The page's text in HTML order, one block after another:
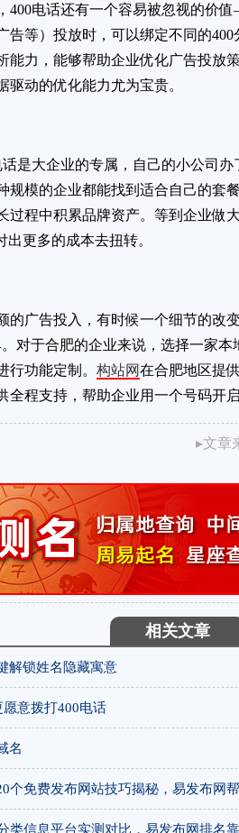
400电话还有一个容易被忽视的价
告等）投放时，可以绑定不同的
能力，能够帮助企业优化广告投放
动的优化能力尤为宝贵。
是大企业的专属，自己的小公司
规模的企业都能找到适合自己的套
过程中积累品牌资产。等到企业做
更多的成本去扭转。
的广告投入，有时候一个细节的改
对于合肥的企业来说，选择一家
行功能定制。构站网在合肥地区提
全程支持，帮助企业用一个号码开
▸文章
相关文章
解锁姓名隐藏寓意
意拨打400电话
名
个免费发布网站技巧揭秘，易发布网
类信息平台实测对比，易发布网排名